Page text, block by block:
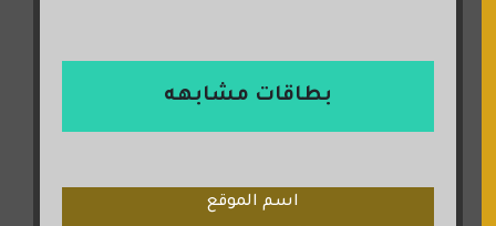
بطاقات مشابهه
اسم الموقع